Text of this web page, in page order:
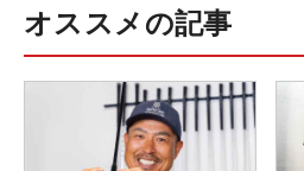
オススメの記事